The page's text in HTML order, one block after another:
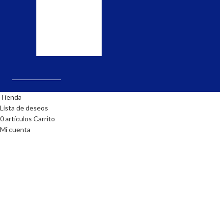
Tienda
Lista de deseos
0artículos Carrito
Mi cuenta